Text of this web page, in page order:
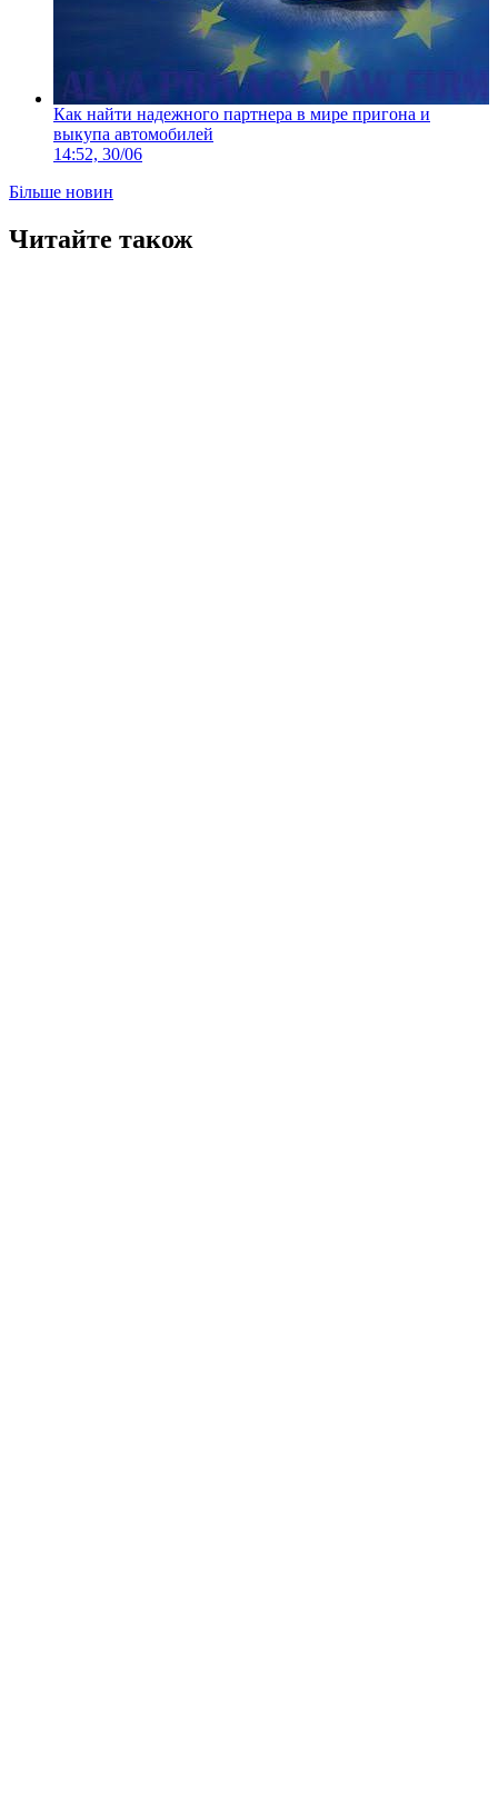
Как найти надежного партнера в мире пригона и
выкупа автомобилей
14:52, 30/06
Більше новин
Читайте також